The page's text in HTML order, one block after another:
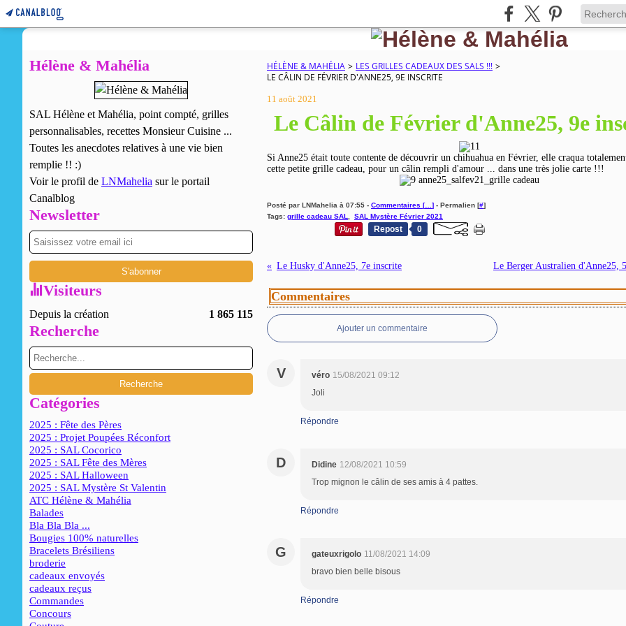
Hélène & Mahélia
SAL Hélène et Mahélia, point compté, grilles
personnalisables, recettes Monsieur Cuisine ...
Toutes les anecdotes relatives à une vie bien
remplie !! :)
Voir le profil de LNMahelia sur le portail
Canalblog
Newsletter
Visiteurs
Depuis la création 1 865 115
Recherche
Catégories
2025 : Fête des Pères
2025 : Projet Poupées Réconfort
2025 : SAL Cocorico
2025 : SAL Fête des Mères
2025 : SAL Halloween
2025 : SAL Mystère St Valentin
ATC Hélène & Mahélia
Balades
Bla Bla Bla ...
Bougies 100% naturelles
Bracelets Brésiliens
broderie
cadeaux envoyés
cadeaux reçus
Commandes
Concours
HÉLÈNE & MAHÉLIA > LES GRILLES CADEAUX DES SALS !!! >
LE CÂLIN DE FÉVRIER D'ANNE25, 9E INSCRITE
11 août 2021
Le Câlin de Février d'Anne25, 9e
Si Anne25 était toute contente de découvrir un chihuahua en Février, elle craqua
cette petite grille cadeau, pour un câlin rempli d'amour ... dans une très jolie carte !!!
Posté par LNMahelia à 07:55 - Commentaires [… ] - Permalien [#]
Tags: grille cadeau SAL SAL Mystère Février 2021
Repost 0
Le Husky d'Anne25, 7e inscrite Le Berger Australien d'Anne25,
Commentaires
Ajouter un commentaire
V véro 15/08/2021 09:12
Joli
Répondre
D Didine 12/08/2021 10:59
Trop mignon le câlin de ses amis à 4 pattes.
Répondre
G gateuxrigolo 11/08/2021 14:09
bravo bien belle bisous
Répondre